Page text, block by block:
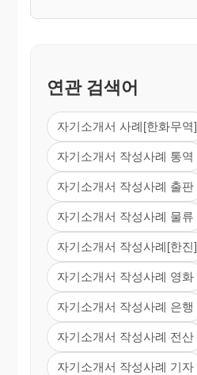
연관 검색어
자기소개서 사례[한화무역]
자기소개서 작성사례 통역
자기소개서 작성사례 출판
자기소개서 작성사례 물류
자기소개서 작성사례[한진]
자기소개서 작성사례 영화
자기소개서 작성사례 은행
자기소개서 작성사례 전산
자기소개서 작성사례 기자